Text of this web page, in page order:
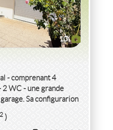
10
- comprenant 4
2 WC - une grande
Sa configurarion
2)
TERRASSE - PARKING